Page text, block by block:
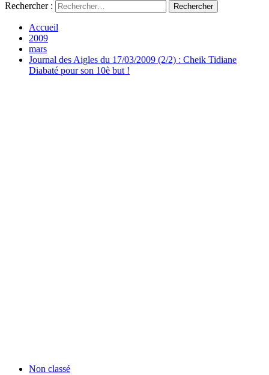
Rechercher :
Accueil
2009
mars
Journal des Aigles du 17/03/2009 (2/2) : Cheik Tidiane
Diabaté pour son 10è but !
Non classé